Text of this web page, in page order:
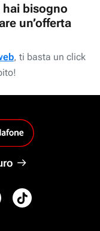
hai bisogno
un’offerta
, ti basta un click